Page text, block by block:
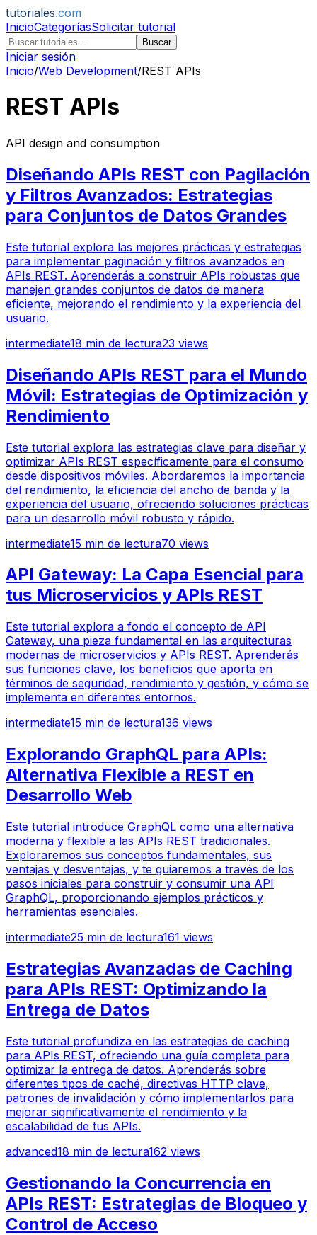
tutoriales.com
InicioCategoríasSolicitar tutorial
Buscar
Iniciar sesión
Inicio/Web Development/REST APIs
REST APIs
API design and consumption
Diseñando APIs REST con Pagilación
y Filtros Avanzados: Estrategias
para Conjuntos de Datos Grandes
Este tutorial explora las mejores prácticas y estrategias
para implementar paginación y filtros avanzados en
APIs REST. Aprenderás a construir APIs robustas que
manejen grandes conjuntos de datos de manera
eficiente, mejorando el rendimiento y la experiencia del
usuario.
intermediate18 min de lectura23 views
Diseñando APIs REST para el Mundo
Móvil: Estrategias de Optimización y
Rendimiento
Este tutorial explora las estrategias clave para diseñar y
optimizar APIs REST específicamente para el consumo
desde dispositivos móviles. Abordaremos la importancia
del rendimiento, la eficiencia del ancho de banda y la
experiencia del usuario, ofreciendo soluciones prácticas
para un desarrollo móvil robusto y rápido.
intermediate15 min de lectura70 views
API Gateway: La Capa Esencial para
tus Microservicios y APIs REST
Este tutorial explora a fondo el concepto de API
Gateway, una pieza fundamental en las arquitecturas
modernas de microservicios y APIs REST. Aprenderás
sus funciones clave, los beneficios que aporta en
términos de seguridad, rendimiento y gestión, y cómo se
implementa en diferentes entornos.
intermediate15 min de lectura136 views
Explorando GraphQL para APIs:
Alternativa Flexible a REST en
Desarrollo Web
Este tutorial introduce GraphQL como una alternativa
moderna y flexible a las APIs REST tradicionales.
Exploraremos sus conceptos fundamentales, sus
ventajas y desventajas, y te guiaremos a través de los
pasos iniciales para construir y consumir una API
GraphQL, proporcionando ejemplos prácticos y
herramientas esenciales.
intermediate25 min de lectura161 views
Estrategias Avanzadas de Caching
para APIs REST: Optimizando la
Entrega de Datos
Este tutorial profundiza en las estrategias de caching
para APIs REST, ofreciendo una guía completa para
optimizar la entrega de datos. Aprenderás sobre
diferentes tipos de caché, directivas HTTP clave,
patrones de invalidación y cómo implementarlos para
mejorar significativamente el rendimiento y la
escalabilidad de tus APIs.
advanced18 min de lectura162 views
Gestionando la Concurrencia en
APIs REST: Estrategias de Bloqueo y
Control de Acceso